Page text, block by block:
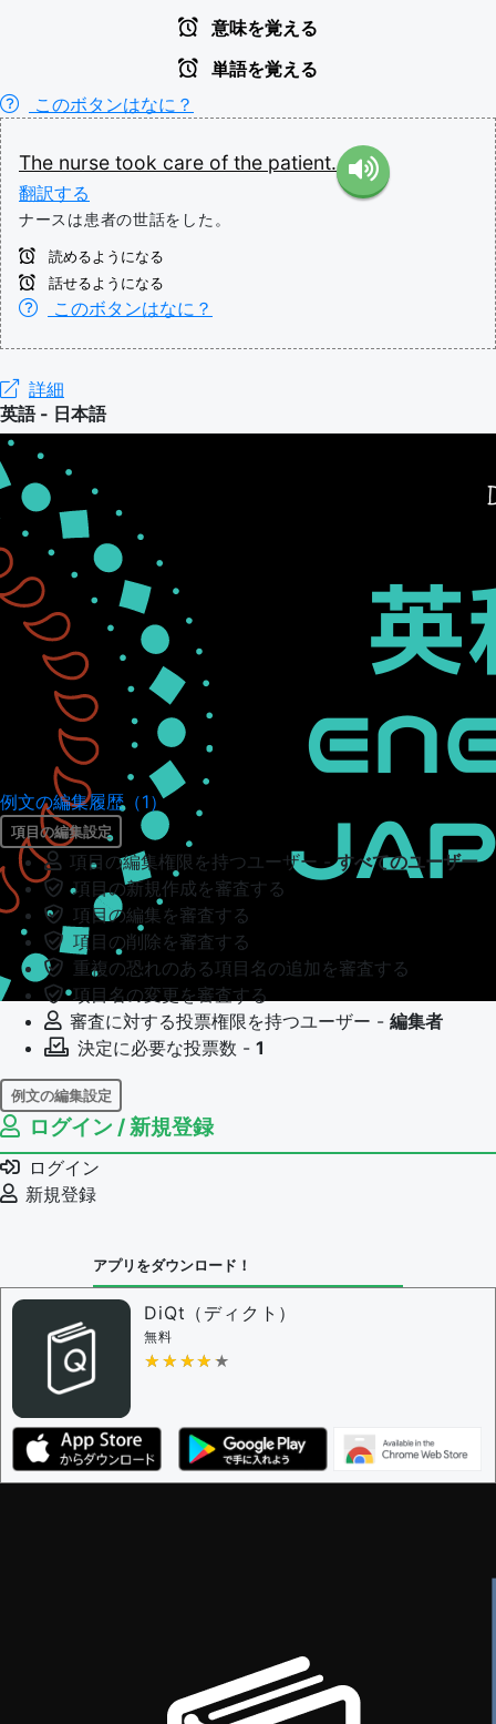
意味を覚える
単語を覚える
このボタンはなに？
The nurse took care of the patient.
翻訳する
ナースは患者の世話をした。
読めるようになる
話せるようになる
このボタンはなに？
詳細
英語 - 日本語
例文の編集履歴（1）
項目の編集設定
項目の編集権限を持つユーザー -すべてのユーザー
項目の新規作成を審査する
項目の編集を審査する
項目の削除を審査する
重複の恐れのある項目名の追加を審査する
項目名の変更を審査する
審査に対する投票権限を持つユーザー - 編集者
決定に必要な投票数 - 1
例文の編集設定
例文の編集権限を持つユーザー -
例文の編集を審査する
例文の削除を審査する
審査に対する投票権限を持つユーザー -
問題の編集権限を持つユーザー -
審査に対する投票権限を持つユーザー -
ザー
決定に必要な投票数 -
編集ガイドライン
ログイン / 新規登録
ログイン
新規登録
アプリをダウンロード！
DiQt（ディクト）
無料
★★★★★
★★★★★